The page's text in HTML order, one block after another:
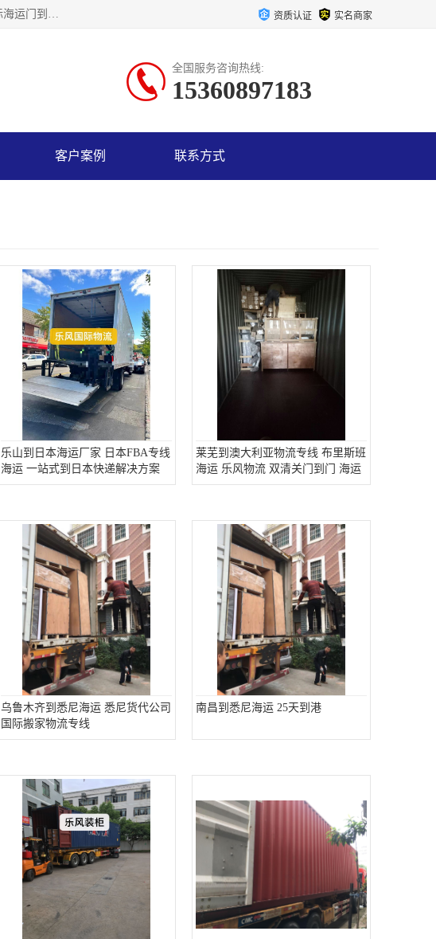
广州乐风国际货运代理有限公司主要从事：义乌新加坡物流、广州到菲律宾拼箱、义乌新加坡海运专线；公司提供国际海运门到门一条龙服务，目前开通的国际海运线路有：澳大利亚国际海运双清到门、美国国际海运双清到门、加拿大国际海运双清到门、新西兰国际海运双清到门等等。以上线路，客户的无论是发小散货拼箱或者包柜发运，我们均可以提供一条龙到门服务，乐风公司有着8年的国际货运到门经验。 资质认证 实名商家
全国服务咨询热线:
15360897183
客户案例 联系方式
乐山到日本海运厂家 日本FBA专线
海运 一站式到日本快递解决方案
莱芜到澳大利亚物流专线 布里斯班
海运 乐风物流 双清关门到门 海运
乌鲁木齐到悉尼海运 悉尼货代公司
国际搬家物流专线
南昌到悉尼海运 25天到港